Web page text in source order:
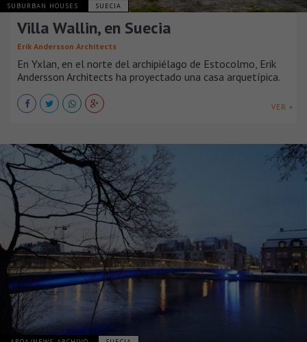
SUBURBAN HOUSES SUECIA
Villa Wallin, en Suecia
Erik Andersson Architects
En Yxlan, en el norte del archipiélago de Estocolmo, Erik
Andersson Architects ha proyectado una casa arquetípica.
VER +